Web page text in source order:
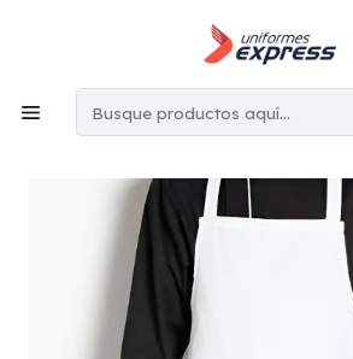
en la Región Metropolitana
Inicio Pecheras /
Pechera gabardina con